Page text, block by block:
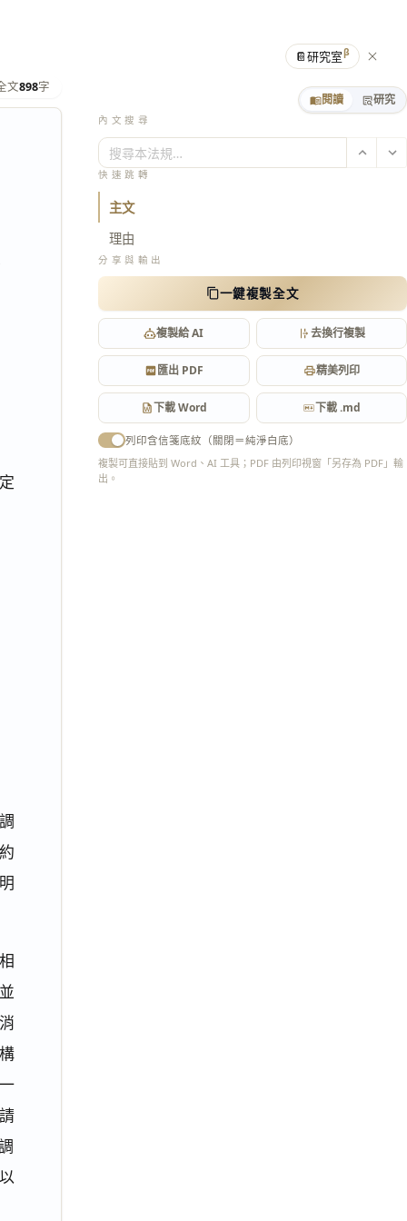
文898字
閱讀 研究
內文搜尋
搜尋本法規…
快速跳轉
主文
理由
分享與輸出
一鍵複製全文
複製給 AI 去換行複製
匯出 PDF 精美列印
下載 Word 下載 .md
列印含信箋底紋（關閉＝純淨白底）
複製可直接貼到 Word、AI 工具；PDF 由列印視窗「另存為 PDF」輸
出。
📔研究室β